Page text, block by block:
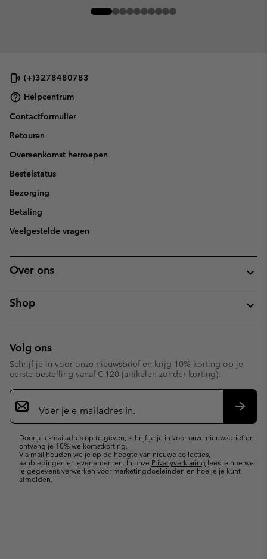
(+)3278480783
Helpcentrum
Contactformulier
Retouren
Overeenkomst herroepen
Bestelstatus
Bezorging
Betaling
Veelgestelde vragen
Over ons
Shop
Volg ons
Schrijf je in voor onze nieuwsbrief en krijg 10% korting op je
eerste bestelling vanaf € 120 (artikelen zonder korting).
Aanmelden
voor
e-
Door je e-mailadres op te geven, schrijf je je in voor onze nieuwsbrief en
ontvang je 10% welkomstkorting.
Via mail houden we je op de hoogte van nieuwe collecties,
aanbiedingen en evenementen. In onze Privacyverklaring lees je hoe we
je gegevens verwerken voor marketingdoeleinden en hoe je je kunt
afmelden.